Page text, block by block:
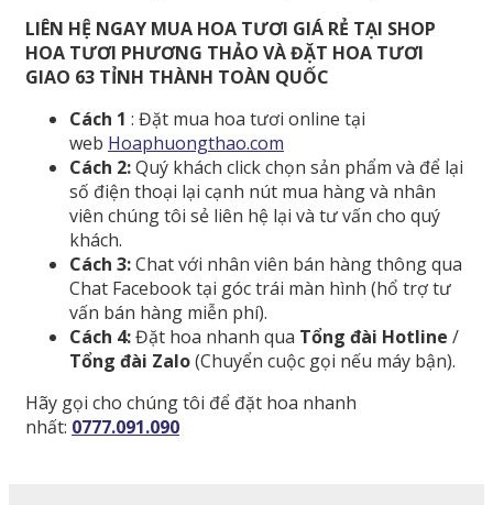
LIÊN HỆ NGAY MUA HOA TƯƠI GIÁ RẺ TẠI SHOP
HOA TƯƠI PHƯƠNG THẢO VÀ ĐẶT HOA TƯƠI
GIAO 63 TỈNH THÀNH TOÀN QUỐC
Cách 1 : Đặt mua hoa tươi online tại
web Hoaphuongthao.com
Cách 2:Quý khách click chọn sản phẩm và để lại
số điện thoại lại cạnh nút mua hàng và nhân
viên chúng tôi sẻ liên hệ lại và tư vấn cho quý
khách.
Cách 3:Chat với nhân viên bán hàng thông qua
Chat Facebook tại góc trái màn hình (hổ trợ tư
vấn bán hàng miễn phí).
Cách 4:Đặt hoa nhanh qua Tổng đài Hotline /
Tổng đài Zalo(Chuyển cuộc gọi nếu máy bận).
Hãy gọi cho chúng tôi để đặt hoa nhanh
nhất: 0777.091.090